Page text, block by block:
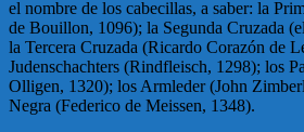
el nombre de los cabecillas, a saber: la
de Bouillon, 1096); la Segunda Cruzada
la Tercera Cruzada (Ricardo Corazón de
Judenschachters (Rindfleisch, 1298); los
Olligen, 1320); los Armleder (John
Negra (Federico de Meissen, 1348).